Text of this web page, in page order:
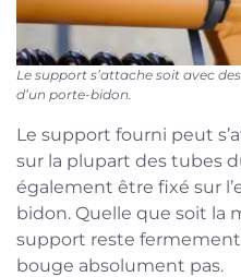
Le support s’attache soit avec
d’un porte-bidon.
Le support fourni peut
sur la plupart des tubes
également être fixé sur
bidon. Quelle que soit la
support reste
bouge absolument pas.